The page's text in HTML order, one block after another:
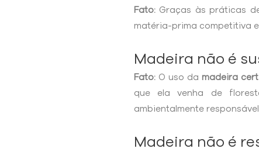
Fato:Graças às práticas
matéria-prima competitiva
Madeira não é
Fato:O uso da madeira
que ela venha de
ambientalmente responsável
Madeira não é